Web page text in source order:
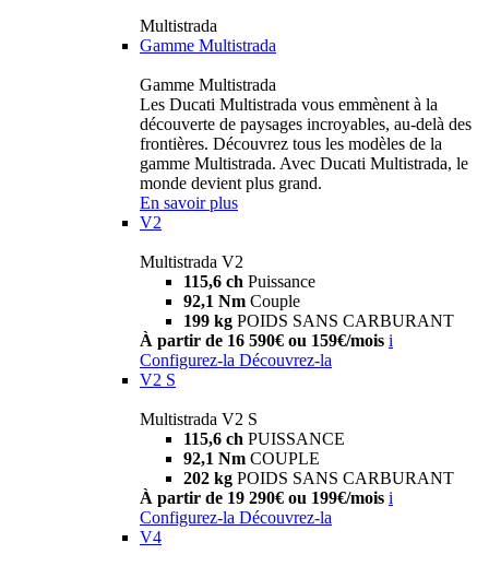
Multistrada
Gamme Multistrada
Gamme Multistrada
Les Ducati Multistrada vous emmènent à la
découverte de paysages incroyables, au-delà des
frontières. Découvrez tous les modèles de la
gamme Multistrada. Avec Ducati Multistrada, le
monde devient plus grand.
En savoir plus
V2
Multistrada V2
115,6 ch Puissance
92,1 Nm Couple
199 kg POIDS SANS CARBURANT
À partir de 16 590€ ou 159€/mois i
Configurez-la Découvrez-la
V2 S
Multistrada V2 S
115,6 ch PUISSANCE
92,1 Nm COUPLE
202 kg POIDS SANS CARBURANT
À partir de 19 290€ ou 199€/mois i
Configurez-la Découvrez-la
V4